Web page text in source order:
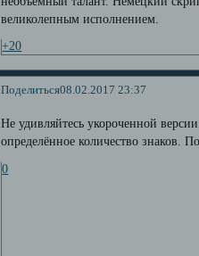
великолепным исполнением.
+20
Поделиться08.02.2017 23:37
Не удивляйтесь укороченной
определённое количество знаков.
0